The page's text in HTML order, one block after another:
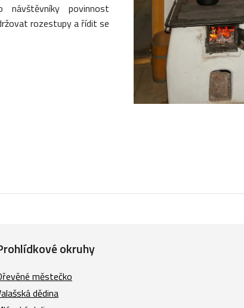
návštěvníky povinnost
rozestupy a řídit se
okruhy
městečko
dědina